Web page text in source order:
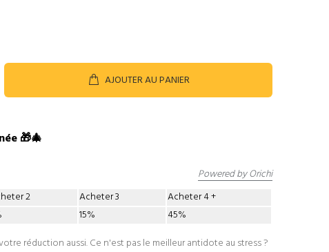
AJOUTER AU PANIER
🎁🎄
Powered by Orichi
2 Acheter 3 Acheter 4
15%
45%
réduction aussi. Ce n'est pas le meilleur antidote au stress ?